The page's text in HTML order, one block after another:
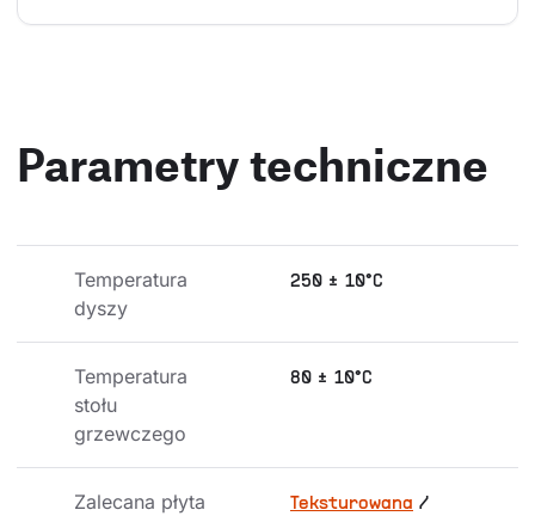
Parametry techniczne
Temperatura
dyszy
250 ± 10°C
Temperatura
stołu
grzewczego
80 ± 10°C
Zalecana płyta
Teksturowana /